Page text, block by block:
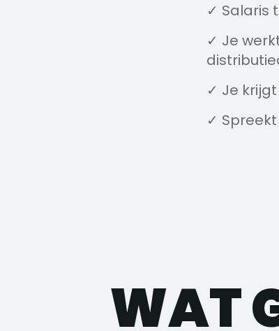
✓ Salaris
✓ Je
✓ Je
✓
WAT